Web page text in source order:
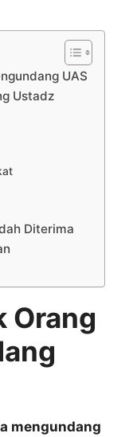
UAS
Ustadz
Diterima
Orang
mengundang